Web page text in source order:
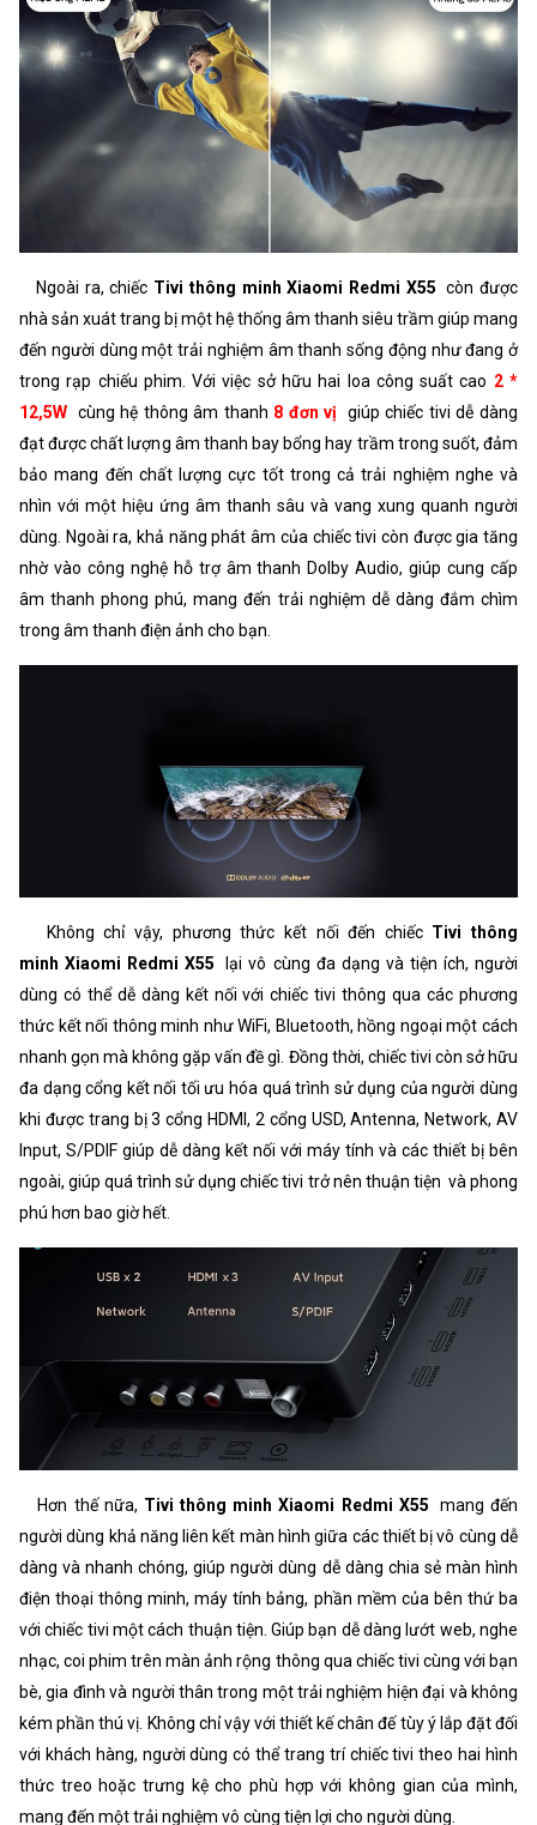
Ngoài ra, chiếc Tivi thông minh Xiaomi Redmi X55 còn được
nhà sản xuát trang bị một hệ thống âm thanh siêu trầm giúp mang
đến người dùng một trải nghiệm âm thanh sống động như đang ở
trong rạp chiếu phim. Với việc sở hữu hai loa công suất cao 2 *
12,5W cùng hệ thông âm thanh 8 đơn vị
giúp chiếc tivi dễ dàng
đạt được chất lượng âm thanh bay bổng hay trầm trong suốt, đảm
bảo mang đến chất lượng cực tốt trong cả trải nghiệm nghe và
nhìn với một hiệu ứng âm thanh sâu và vang xung quanh người
dùng. Ngoài ra, khả năng phát âm của chiếc tivi còn được gia tăng
nhờ vào công nghệ hỗ trợ âm thanh Dolby Audio, giúp cung cấp
âm thanh phong phú, mang đến trải nghiệm dễ dàng đắm chìm
trong âm thanh điện ảnh cho bạn.
Không chỉ vậy, phương thức kết nối đến chiếc Tivi thông
minh Xiaomi Redmi X55
lại vô cùng đa dạng và tiện ích, người
dùng có thể dễ dàng kết nối với chiếc tivi thông qua các phương
thức kết nối thông minh như WiFi, Bluetooth, hồng ngoại một cách
nhanh gọn mà không gặp vấn đề gì. Đồng thời, chiếc tivi còn sở hữu
đa dạng cổng kết nối tối ưu hóa quá trình sử dụng của người dùng
khi được trang bị 3 cổng HDMI, 2 cổng USD, Antenna, Network, AV
Input, S/PDIF giúp dễ dàng kết nối với máy tính và các thiết bị bên
ngoài, giúp quá trình sử dụng chiếc tivi trở nên thuận tiện và phong
phú hơn bao giờ hết.
Hơn thế nữa, Tivi thông minh Xiaomi Redmi X55
mang đến
người dùng khả năng liên kết màn hình giữa các thiết bị vô cùng dễ
dàng và nhanh chóng, giúp người dùng dễ dàng chia sẻ màn hình
điện thoại thông minh, máy tính bảng, phần mềm của bên thứ ba
với chiếc tivi một cách thuận tiện. Giúp bạn dễ dàng lướt web, nghe
nhạc, coi phim trên màn ảnh rộng thông qua chiếc tivi cùng với bạn
bè, gia đình và người thân trong một trải nghiệm hiện đại và không
kém phần thú vị. Không chỉ vậy với thiết kế chân đế tùy ý lắp đặt đối
với khách hàng, người dùng có thể trang trí chiếc tivi theo hai hình
thức treo hoặc trưng kệ cho phù hợp với không gian của mình,
mang đến một trải nghiệm vô cùng tiện lợi cho người dùng.